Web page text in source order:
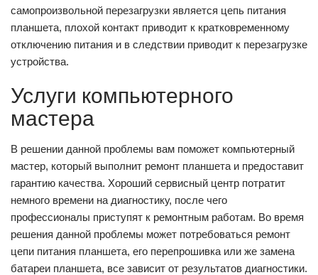
самопроизвольной перезагрузки является цепь питания
планшета, плохой контакт приводит к кратковременному
отключению питания и в следствии приводит к перезагрузке
устройства.
Услуги компьютерного
мастера
В решении данной проблемы вам поможет компьютерный
мастер, который выполнит ремонт планшета и предоставит
гарантию качества. Хороший сервисный центр потратит
немного времени на диагностику, после чего
профессионалы приступят к ремонтным работам. Во время
решения данной проблемы может потребоваться ремонт
цепи питания планшета, его перепрошивка или же замена
батареи планшета, все зависит от результатов диагностики.